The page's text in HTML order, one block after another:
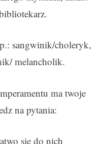
sangwinik/choleryk,
melancholik.
ma twoje
na pytania:
się do nich